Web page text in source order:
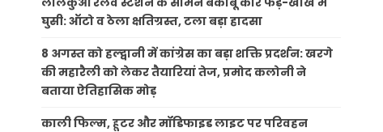
घुसी: ऑटो व ठेला क्षतिग्रस्त, टला बड़ा हादसा
8 अगस्त को हल्द्वानी में कांग्रेस का बड़ा शक्ति प्रदर्शन: खरगे
की महारैली को लेकर तैयारियां तेज, प्रमोद कलोनी ने
बताया ऐतिहासिक मोड़
काली फिल्म, हूटर और मॉडिफाइड लाइट पर परिवहन